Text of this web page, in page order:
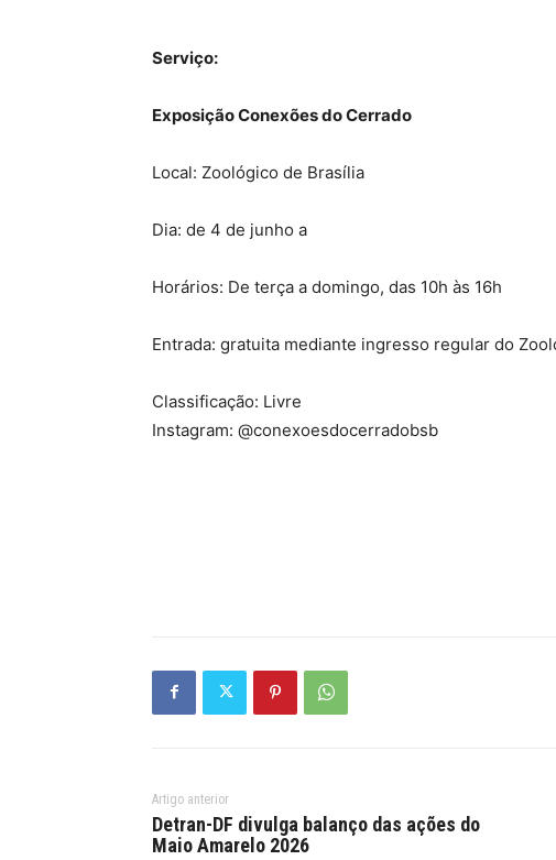
Serviço:
Exposição Conexões do Cerrado
Local: Zoológico de Brasília
Dia: de 4 de junho a
Horários: De terça a domingo, das 10h às 16h
Entrada: gratuita mediante ingresso regular do
Classificação: Livre
Instagram: @conexoesdocerradobsb
Artigo anterior
Detran-DF divulga balanço das ações do
Maio Amarelo 2026